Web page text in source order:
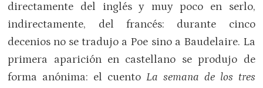
directamente del inglés y muy poco en serlo,
indirectamente, del francés: durante cinco
decenios no se tradujo a Poe sino a Baudelaire. La
primera aparición en castellano se produjo de
forma anónima: el cuento La semana de los tres